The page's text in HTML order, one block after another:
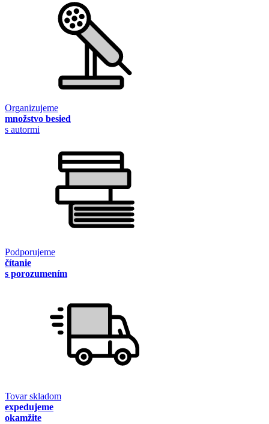
Organizujeme
množstvo besied
s autormi
Podporujeme
čítanie
s porozumením
Tovar skladom
expedujeme
okamžite